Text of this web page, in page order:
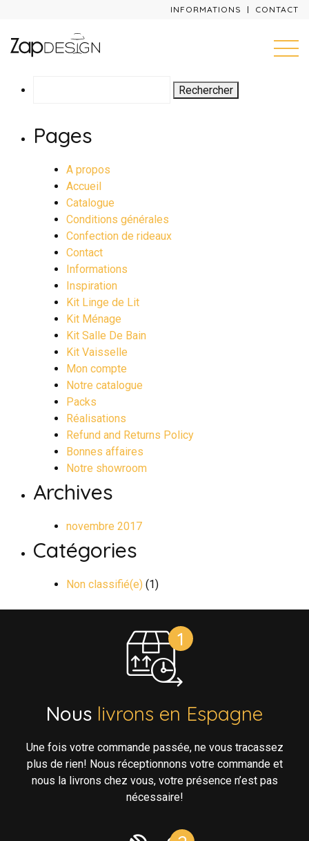
INFORMATIONS CONTACT
Pages
A propos
Accueil
Catalogue
Conditions générales
Confection de rideaux
Contact
Informations
Inspiration
Kit Linge de Lit
Kit Ménage
Kit Salle De Bain
Kit Vaisselle
Mon compte
Notre catalogue
Packs
Réalisations
Refund and Returns Policy
Bonnes affaires
Notre showroom
Archives
novembre 2017
Catégories
Non classifié(e) (1)
Nous livrons en Espagne
Une fois votre commande passée, ne vous tracassez
plus de rien! Nous réceptionnons votre commande et
nous la livrons chez vous, votre présence n’est pas
nécessaire!